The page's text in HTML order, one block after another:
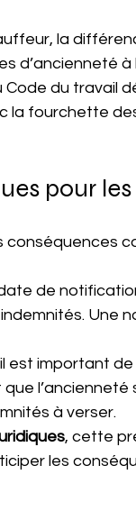
la
d’ancienneté
Code du travail
la fourchette
pour
conséquences
de
Une
est important
à verser.
, cette
les